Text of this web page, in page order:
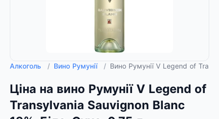
Алкоголь / Вино Румунії / Вино Румунії V Legend of
Ціна на вино Румунії V Legend of
Transylvania Sauvignon Blanc